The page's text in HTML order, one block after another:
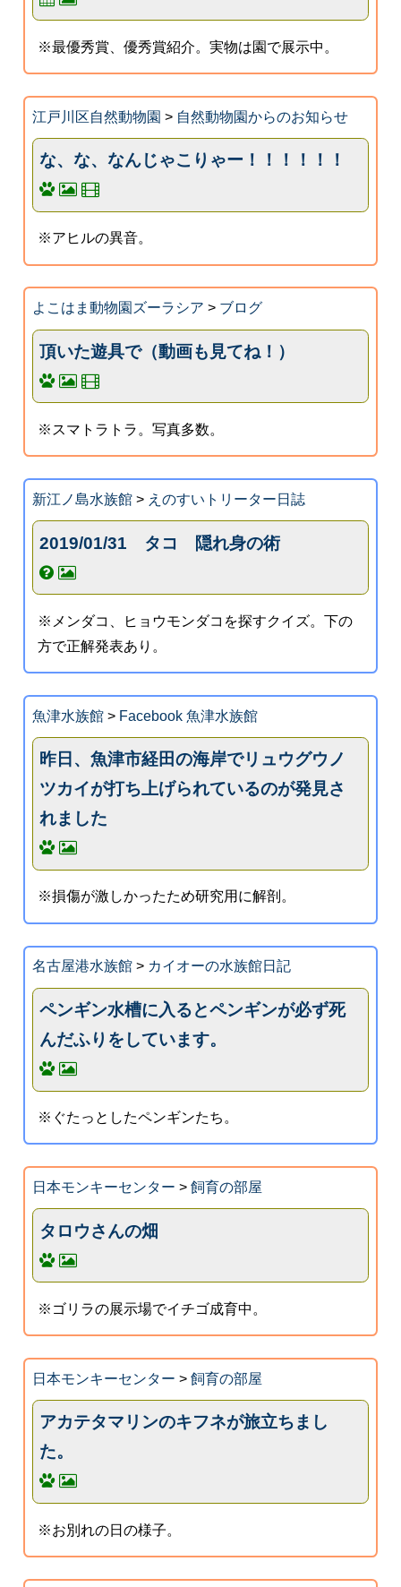
※最優秀賞、優秀賞紹介。実物は園で展示中。
江戸川区自然動物園 > 自然動物園からのお知らせ
な、な、なんじゃこりゃー！！！！！！
※アヒルの異音。
よこはま動物園ズーラシア > ブログ
頂いた遊具で（動画も見てね！）
※スマトラトラ。写真多数。
新江ノ島水族館> えのすいトリーター日誌
2019/01/31 タコ 隠れ身の術
※メンダコ、ヒョウモンダコを探すクイズ。下の
方で正解発表あり。
魚津水族館> Facebook 魚津水族館
昨日、魚津市経田の海岸でリュウグウノ
ツカイが打ち上げられているのが発見さ
れました
※損傷が激しかったため研究用に解剖。
名古屋港水族館> カイオーの水族館日記
ペンギン水槽に入るとペンギンが必ず死
んだふりをしています。
※ぐたっとしたペンギンたち。
日本モンキーセンター > 飼育の部屋
タロウさんの畑
※ゴリラの展示場でイチゴ成育中。
日本モンキーセンター > 飼育の部屋
アカテタマリンのキフネが旅立ちまし
た。
※お別れの日の様子。